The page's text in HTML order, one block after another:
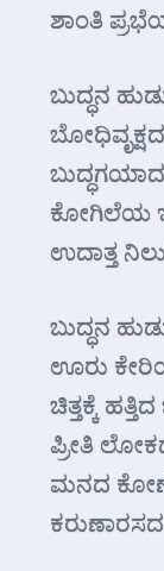
ಶಾಂತಿ
ಬುದ್ಧನ
ಬೋಧಿವೃಕ್ಷದ
ಕೋಗಿಲೆಯ
ಉದಾತ್ತ
ಬುದ್ಧನ
ಊರು
ಚಿತ್ತಕ್ಕೆ
ಪ್ರೀತಿ
ಮನದ